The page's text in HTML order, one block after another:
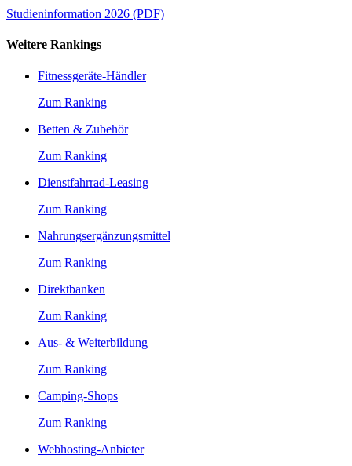
Studieninformation 2026 (PDF)
Weitere Rankings
Fitnessgeräte-Händler
Zum Ranking
Betten & Zubehör
Zum Ranking
Dienstfahrrad-Leasing
Zum Ranking
Nahrungsergänzungsmittel
Zum Ranking
Direktbanken
Zum Ranking
Aus- & Weiterbildung
Zum Ranking
Camping-Shops
Zum Ranking
Webhosting-Anbieter